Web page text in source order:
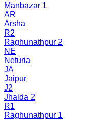
Manbazar 1
AR
Arsha
R2
Raghunathpur 2
NE
Neturia
JA
Jaipur
J2
Jhalda 2
R1
Raghunathpur 1